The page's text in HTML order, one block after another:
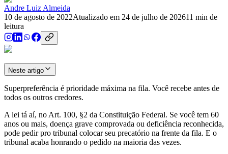
Andre Luiz Almeida
10 de agosto de 2022Atualizado em 24 de julho de 202611 min de
leitura
Neste artigo
Superpreferência é prioridade máxima na fila. Você recebe antes de
todos os outros credores.
A lei tá aí, no Art. 100, §2 da Constituição Federal. Se você tem 60
anos ou mais, doença grave comprovada ou deficiência reconhecida,
pode pedir pro tribunal colocar seu precatório na frente da fila. E o
tribunal acaba honrando o pedido na maioria das vezes.